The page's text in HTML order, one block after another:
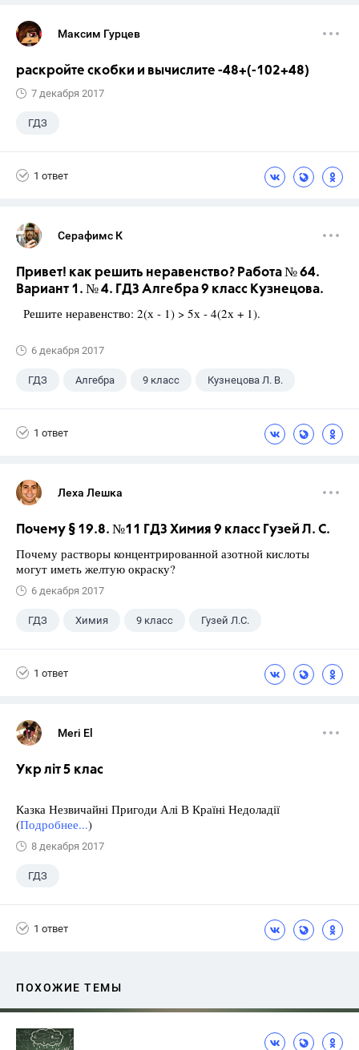
Максим Гурцев
раскройте скобки и вычислите -48+(-102+48)
7 декабря 2017
ГДЗ
1 ответ
Серафимс К
Привет! как решить неравенство? Работа № 64.
Вариант 1. № 4. ГДЗ Алгебра 9 класс Кузнецова.
Решите неравенство: 2(х - 1) > 5х - 4(2х + 1).
6 декабря 2017
ГДЗ Алгебра 9 класс Кузнецова Л. В.
1 ответ
Леха Лешка
Почему § 19.8. №11 ГДЗ Химия 9 класс Гузей Л. С.
Почему растворы концентрированной азотной кислоты
могут иметь желтую окраску?
6 декабря 2017
ГДЗ Химия 9 класс Гузей Л.С.
1 ответ
Meri El
Укр літ 5 клас
Казка Незвичайні Пригоди Алі В Країні Недоладії
(Подробнее...)
8 декабря 2017
ГДЗ
1 ответ
ПОХОЖИЕ ТЕМЫ